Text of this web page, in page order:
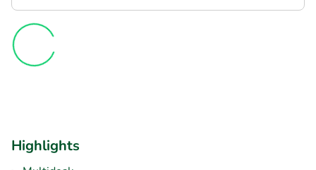
Highlights